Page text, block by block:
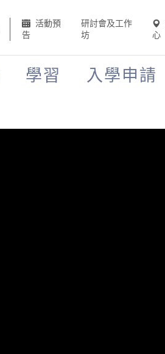
活動預
告
研討會及工作
坊
心
學習 入學申請